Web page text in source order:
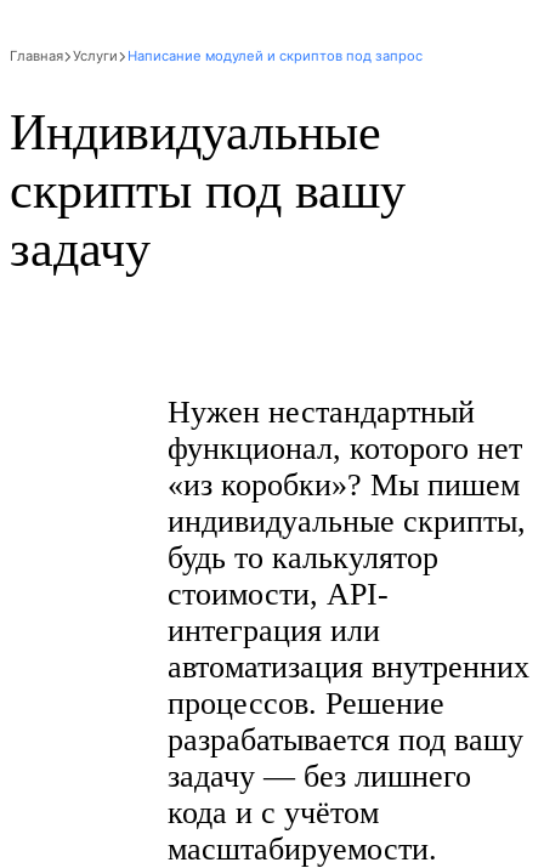
Главная Услуги Написание модулей и скриптов под запрос
Индивидуальные
скрипты под вашу
задачу
Нужен нестандартный
функционал, которого нет
«из коробки»? Мы пишем
индивидуальные скрипты,
будь то калькулятор
стоимости, API-
интеграция или
автоматизация внутренних
процессов. Решение
разрабатывается под вашу
задачу — без лишнего
кода и с учётом
масштабируемости.